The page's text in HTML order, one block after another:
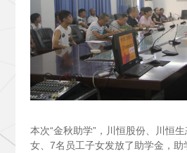
本次“金秋助学”，川恒股份、川恒
女、7名员工子女发放了助学金，